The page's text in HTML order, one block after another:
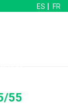
ES FR
55